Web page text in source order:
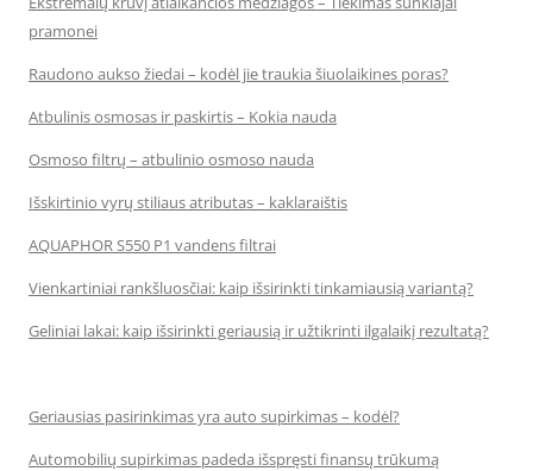
pramonei
Raudono aukso žiedai – kodėl jie traukia šiuolaikines poras?
Atbulinis osmosas ir paskirtis – Kokia nauda
Osmoso filtrų – atbulinio osmoso nauda
Išskirtinio vyrų stiliaus atributas – kaklaraištis
AQUAPHOR S550 P1 vandens filtrai
Vienkartiniai rankšluosčiai: kaip išsirinkti tinkamiausią variantą?
Geliniai lakai: kaip išsirinkti geriausią ir užtikrinti ilgalaikį rezultatą?
Geriausias pasirinkimas yra auto supirkimas – kodėl?
Automobilių supirkimas padeda išspręsti finansų trūkumą